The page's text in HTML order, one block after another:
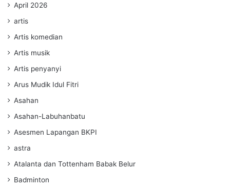
April 2026
artis
Artis komedian
Artis musik
Artis penyanyi
Arus Mudik Idul Fitri
Asahan
Asahan-Labuhanbatu
Asesmen Lapangan BKPI
astra
Atalanta dan Tottenham Babak Belur
Badminton